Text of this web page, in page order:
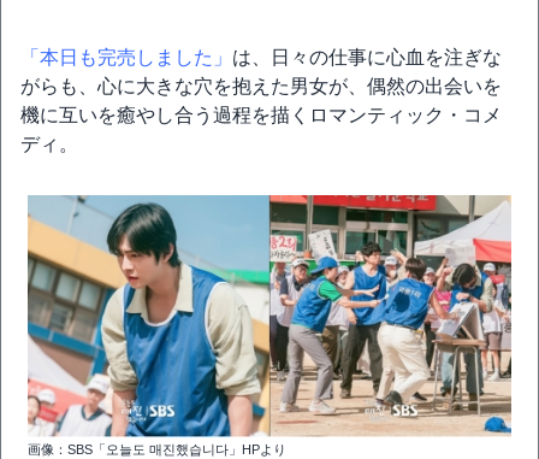
「本日も完売しました」 は、日々の仕事に心血を注ぎな
がらも、心に大きな穴を抱えた男女が、偶然の出会いを
機に互いを癒やし合う過程を描くロマンティック・コメ
ディ。
画像：SBS「오늘도 매진했습니다」HPより